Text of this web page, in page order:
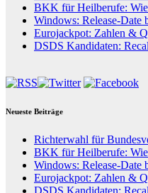
BKK für Heilberufe: Wie
Windows: Release-Date
Eurojackpot: Zahlen &
DSDS Kandidaten:
Neueste Beiträge
Richterwahl für
BKK für Heilberufe: Wie
Windows: Release-Date
Eurojackpot: Zahlen &